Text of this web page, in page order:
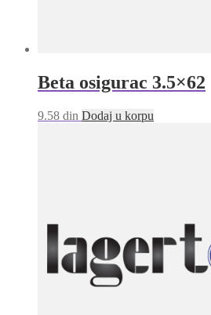
Beta osigurac 3.5×62
9.58 din Dodaj u korpu